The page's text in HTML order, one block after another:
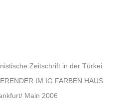
Zeitschrift in der Türkei
IM IG FARBEN HAUS
Main 2006